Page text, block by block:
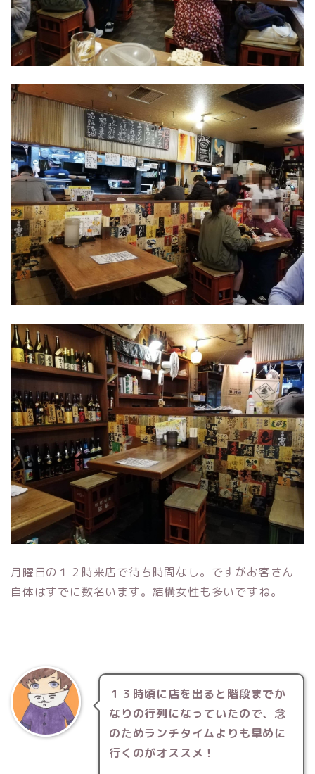
月曜日の１２時来店で待ち時間なし。ですがお客さん
自体はすでに数名います。結構女性も多いですね。
１３時頃に店を出ると階段までか
なりの行列になっていたので、念
のためランチタイムよりも早めに
行くのがオススメ！